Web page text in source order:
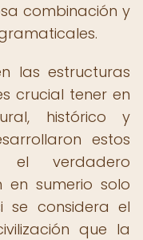
combinación y
las estructuras
crucial tener en
histórico y
estos
el verdadero
sumerio solo
se considera el
que la